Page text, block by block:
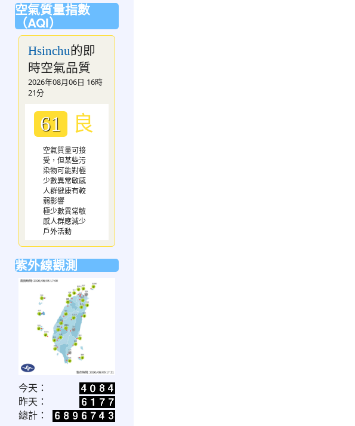
空氣質量指數
（AQI）
Hsinchu的即
時空氣品質
2026年08月06日 16時
21分
61 良
空氣質量可接
受，但某些污
染物可能對極
少數異常敏感
人群健康有較
弱影響
極少數異常敏
感人群應減少
戶外活動
紫外線觀測
link
to
https://www.cwa.gov.tw/V8/C/W/OBS_UVI.html
今天：
昨天：
總計：